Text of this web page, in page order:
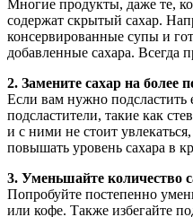
Многие продукты, даже те,
содержат скрытый сахар.
консервированные супы и
добавленные сахара. Всегда
2. Замените сахар на более
Если вам нужно подсластить
подсластители, такие как
и с ними не стоит
повышать уровень сахара в
3. Уменьшайте количество
Попробуйте постепенно
или кофе. Также избегайте